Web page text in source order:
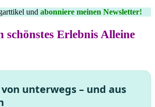
und abonniere meinen Newsletter!
schönstes Erlebnis Alleine
unterwegs – und aus